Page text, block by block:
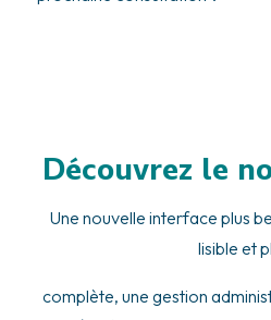
Découvrez le
Une nouvelle interface plus
lisible et
complète, une gestion